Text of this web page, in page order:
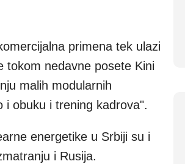
primena tek ulazi
tokom nedavne posete Kini
malih modularnih
i obuku i trening kadrova".
energetike u Srbiji su i
i Rusija.